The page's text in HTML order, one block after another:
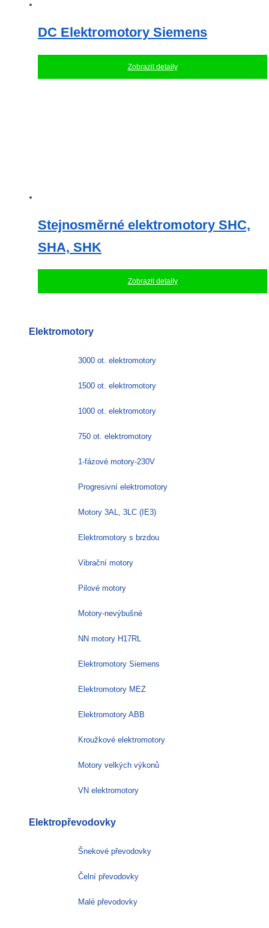
DC Elektromotory Siemens
Zobrazit detaily
Stejnosměrné elektromotory SHC,
SHA, SHK
Zobrazit detaily
Elektromotory
3000 ot. elektromotory
1500 ot. elektromotory
1000 ot. elektromotory
750 ot. elektromotory
1-fázové motory-230V
Progresivní elektromotory
Motory 3AL, 3LC (IE3)
Elektromotory s brzdou
Vibrační motory
Pilové motory
Motory-nevýbušné
NN motory H17RL
Elektromotory Siemens
Elektromotory MEZ
Elektromotory ABB
Kroužkové elektromotory
Motory velkých výkonů
VN elektromotory
Elektropřevodovky
Šnekové převodovky
Čelní převodovky
Malé převodovky